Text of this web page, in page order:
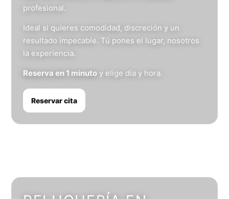
profesional.
Ideal si quieres comodidad, discreción y un
resultado impecable. Tú pones el lugar, nosotros
la experiencia.
Reserva en 1 minuto y elige día y hora.
Reservar cita